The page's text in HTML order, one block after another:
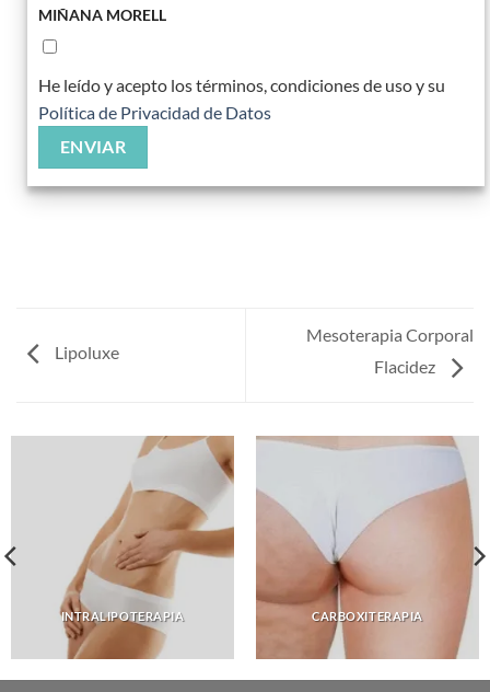
MIÑANA MORELL
He leído y acepto los términos, condiciones de uso y su
Política de Privacidad de Datos
Lipoluxe
Mesoterapia Corporal
Flacidez
INTRALIPOTERAPIA CARBOXITERAPIA